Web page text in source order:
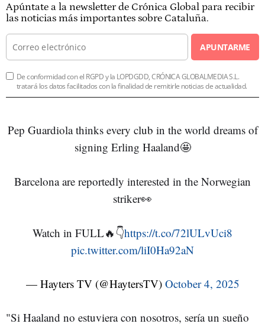
Apúntate a la newsletter de Crónica Global para recibir
las noticias más importantes sobre Cataluña.
APUNTARME
De conformidad con el RGPD y la LOPDGDD, CRÓNICA GLOBALMEDIA S.L.
tratará los datos facilitados con la finalidad de remitirle noticias de actualidad.
Pep Guardiola thinks every club in the world dreams of
signing Erling Haaland🤩
Barcelona are reportedly interested in the Norwegian
striker👀
Watch in FULL🔥👇https://t.co/72lULvUci8
pic.twitter.com/liI0Ha92aN
— Hayters TV (@HaytersTV) October 4, 2025
"Si Haaland no estuviera con nosotros, sería un sueño